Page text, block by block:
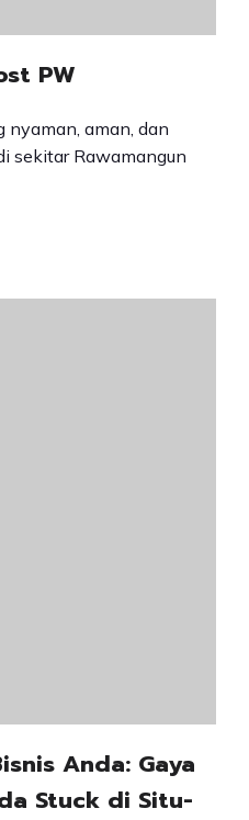
PW
nyaman, aman, dan
sekitar Rawamangun
Anda: Gaya
Stuck di Situ-